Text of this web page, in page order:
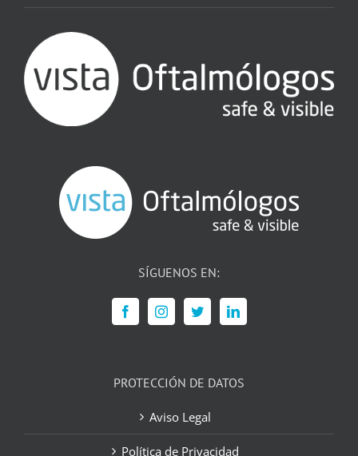
SÍGUENOS EN:
PROTECCIÓN DE DATOS
Aviso Legal
Política de Privacidad